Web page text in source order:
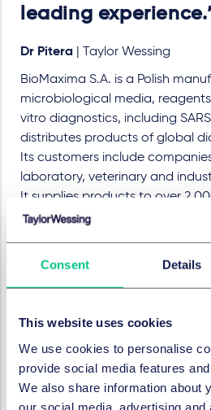
Consent Details
This website uses cookies
We use cookies to personalise
provide social media features
We also share information about
our social media, advertising
leading
Dr Pitera | Taylor Wessing
BioMaxima S.A. is a Polish
microbiological media,
vitro diagnostics, including
distributes products of global
Its customers include
laboratory, veterinary and
It supplies products to over
Poland and exports them to
Taylor Wessing
BioMaxima S.A. w
głównym rynku